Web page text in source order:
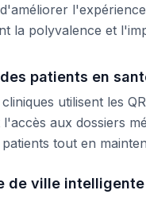
la polyvalence et
patients en
utilisent les
l'accès aux dossiers
tout en
de ville intelligente